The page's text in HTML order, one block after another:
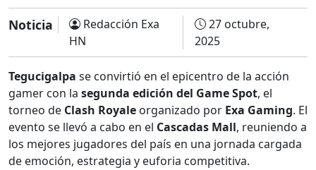
Noticia
Redacción Exa
HN
27 octubre,
2025
Tegucigalpa se convirtió en el epicentro de la acción
gamer con la segunda edición del Game Spot, el
torneo de Clash Royale organizado por Exa Gaming. El
evento se llevó a cabo en el Cascadas Mall, reuniendo a
los mejores jugadores del país en una jornada cargada
de emoción, estrategia y euforia competitiva.